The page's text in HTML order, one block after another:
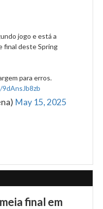
jogo e está a
final deste Spring
para erros.
May 15, 2025
final em